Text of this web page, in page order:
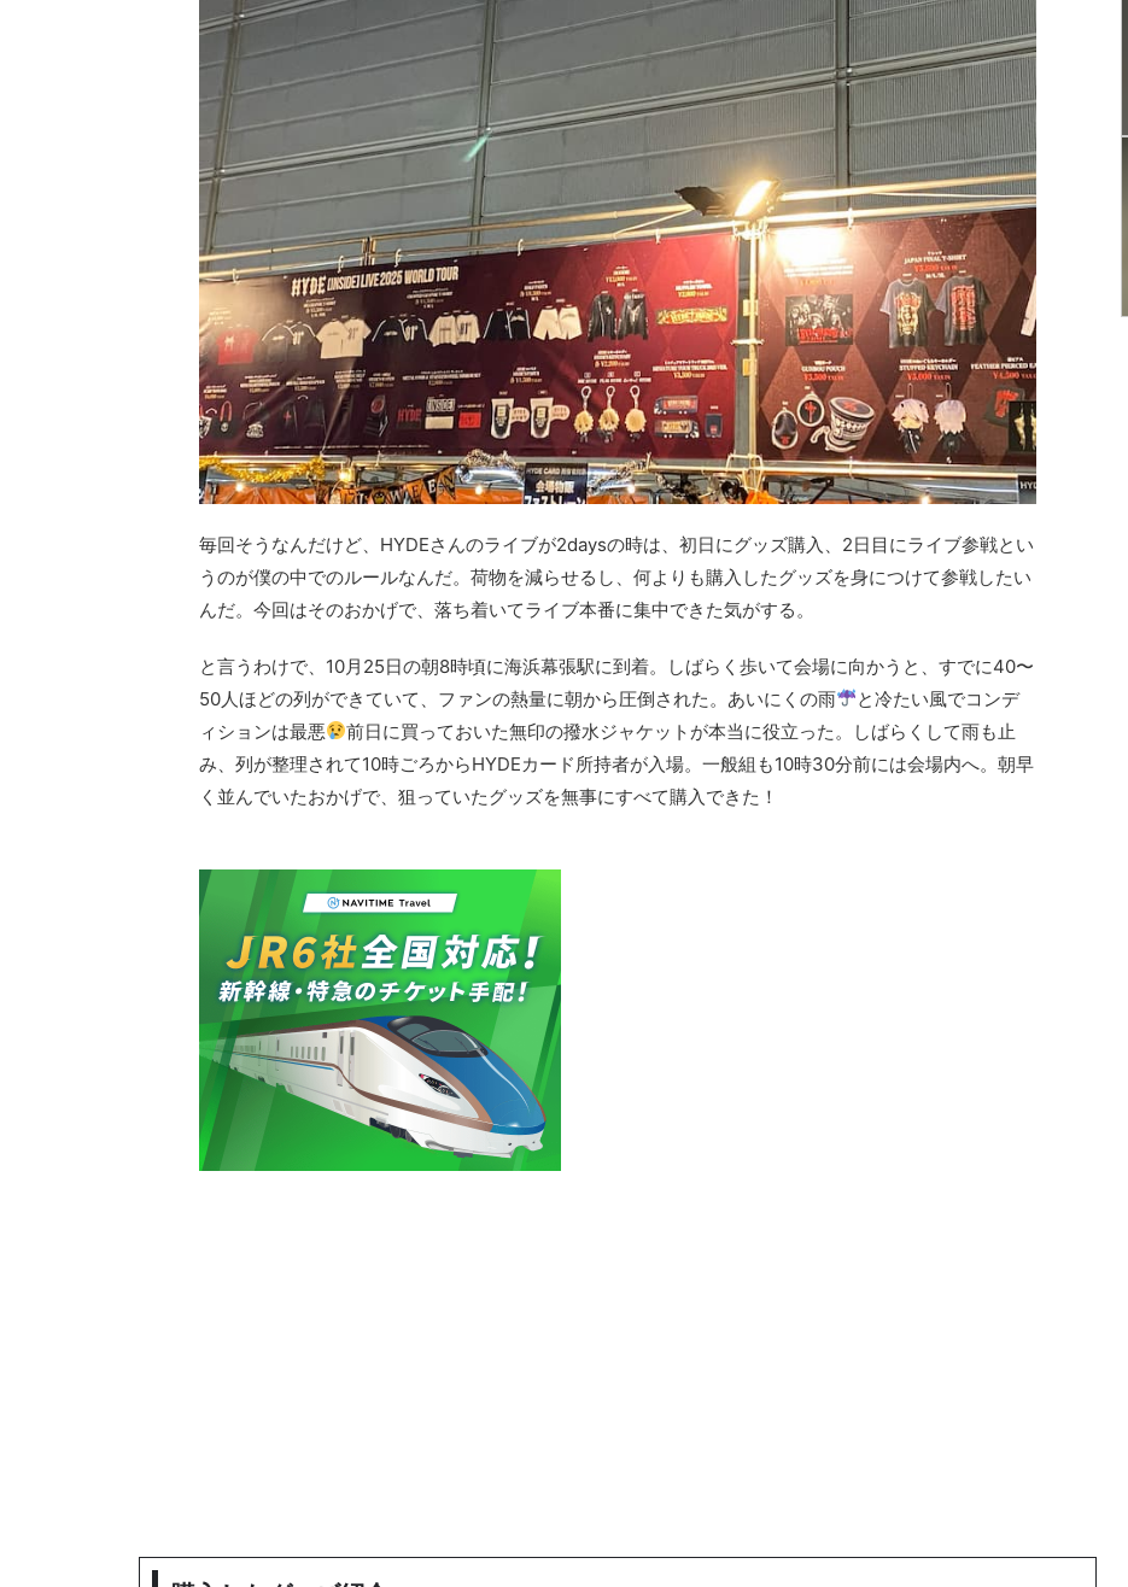
毎回そうなんだけど、HYDEさんのライブが2daysの時は、初日にグッズ購入、2日目にライブ参戦とい
うのが僕の中でのルールなんだ。荷物を減らせるし、何よりも購入したグッズを身につけて参戦したい
んだ。今回はそのおかげで、落ち着いてライブ本番に集中できた気がする。
と言うわけで、10月25日の朝8時頃に海浜幕張駅に到着。しばらく歩いて会場に向かうと、すでに40〜
50人ほどの列ができていて、ファンの熱量に朝から圧倒された。あいにくの雨
と冷たい風でコンデ
ィションは最悪
前日に買っておいた無印の撥水ジャケットが本当に役立った。しばらくして雨も止
み、列が整理されて10時ごろからHYDEカード所持者が入場。一般組も10時30分前には会場内へ。朝早
く並んでいたおかげで、狙っていたグッズを無事にすべて購入できた！